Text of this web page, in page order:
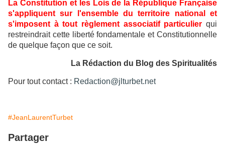
La Constitution et les Lois de la République Française
s'appliquent sur l'ensemble du territoire national et
s'imposent à tout règlement associatif particulier qui
restreindrait cette liberté fondamentale et Constitutionnelle
de quelque façon que ce soit.
La Rédaction du Blog des Spiritualités
Pour tout contact : Redaction@jlturbet.net
#JeanLaurentTurbet
Partager